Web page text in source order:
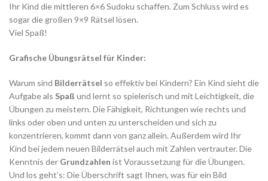
Ihr Kind die mittleren 6×6 Sudoku schaffen. Zum Schluss wird es
sogar die großen 9×9 Rätsel lösen.
Viel Spaß!
Grafische Übungsrätsel für Kinder:
Warum sind Bilderrätsel so effektiv bei Kindern? Ein Kind sieht die
Aufgabe als Spaß und lernt so spielerisch und mit Leichtigkeit, die
Übungen zu meistern. Die Fähigkeit, Richtungen wie rechts und
links oder oben und unten zu unterscheiden und sich zu
konzentrieren, kommt dann von ganz allein. Außerdem wird Ihr
Kind bei jedem neuen Bilderrätsel auch mit Zahlen vertrauter. Die
Kenntnis der Grundzahlen ist Voraussetzung für die Übungen.
Und los geht’s: Die Überschrift sagt Ihnen, was für ein Bild